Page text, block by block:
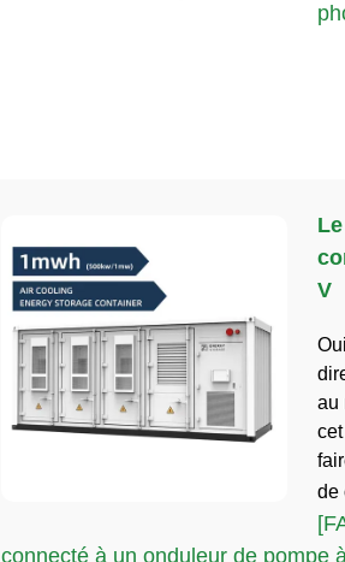
V
au
de
connecté à un onduleur de pompe